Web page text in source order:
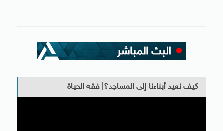
كيف نعيد أبناءنا إلى المساجد؟| فقه الحياة